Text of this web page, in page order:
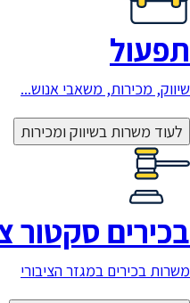
תפעול
שיווק, מכירות, משאבי אנוש...
לעוד משרות בשיווק ומכירות
בכירים סקטור
משרות בכירים במגזר הציבורי